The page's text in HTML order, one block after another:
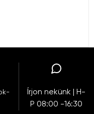
Írjon nekünk | H-
P 08:00 -16:30